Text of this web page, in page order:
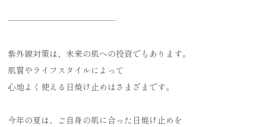
—————————————
紫外線対策は、未来の肌への投資でもあります。
肌質やライフスタイルによって
心地よく使える日焼け止めはさまざまです。
今年の夏は、ご自身の肌に合った日焼け止めを